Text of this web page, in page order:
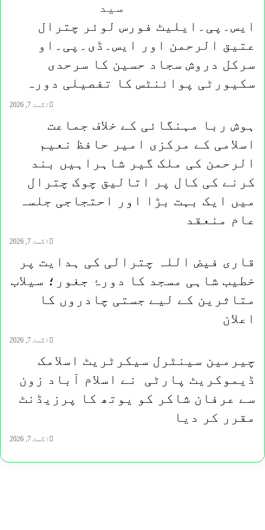
جائے
خزانہ
خیبر
مظفر
سید
سید
ایس۔پی۔ایلیٹ فورس لوئر چترال
عتیق الرحمن اور ایس۔ڈی۔پی۔او
سرکل دروش سجاد حسین کا سرحدی
سکیورٹی پوائنٹس کا تفصیلی دورہ
اگست 7, 2026
ہوش ربا مہنگائی کے خلاف جماعت
اسلامی کے مرکزی امیر حافظ نعیم
الرحمن کی ملک گیر شاہراہیں بند
کرنے کی کال پر اتالیق چوک چترال
میں ایک بہت بڑا اور احتجاجی جلسہ
عام منعقد
اگست 7, 2026
قاری فیض اللہ چترالی کی ہدایت پر
خطیب شاہی مسجد کا دورۂ جغور؛ سیلاب
متاثرین کے لیے جستی چادروں کا
اعلان
اگست 7, 2026
چیرمین سینٹرل سیکرٹریٹ اسلامک
ڈیموکریٹ پارٹی نے اسلام آباد زون
سے عرفان شاکر کو یوتھ کا پرزیڈنٹ
مقرر کر دیا
اگست 7, 2026